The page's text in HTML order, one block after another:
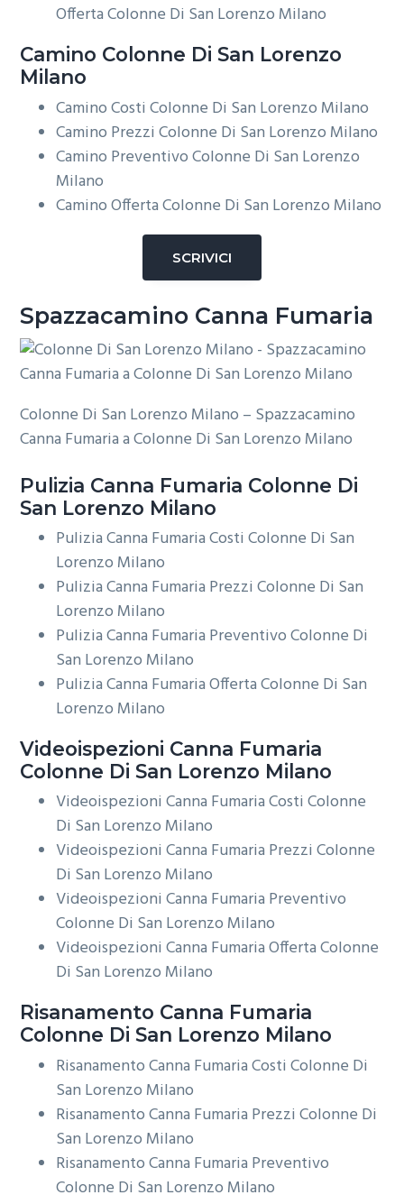
Offerta Colonne Di San Lorenzo Milano
Camino Colonne Di San Lorenzo
Milano
Camino Costi Colonne Di San Lorenzo Milano
Camino Prezzi Colonne Di San Lorenzo Milano
Camino Preventivo Colonne Di San Lorenzo
Milano
Camino Offerta Colonne Di San Lorenzo Milano
SCRIVICI
Spazzacamino Canna Fumaria
Colonne Di San Lorenzo Milano – Spazzacamino
Canna Fumaria a Colonne Di San Lorenzo Milano
Pulizia Canna Fumaria Colonne Di
San Lorenzo Milano
Pulizia Canna Fumaria Costi Colonne Di San
Lorenzo Milano
Pulizia Canna Fumaria Prezzi Colonne Di San
Lorenzo Milano
Pulizia Canna Fumaria Preventivo Colonne Di
San Lorenzo Milano
Pulizia Canna Fumaria Offerta Colonne Di San
Lorenzo Milano
Videoispezioni Canna Fumaria
Colonne Di San Lorenzo Milano
Videoispezioni Canna Fumaria Costi Colonne
Di San Lorenzo Milano
Videoispezioni Canna Fumaria Prezzi Colonne
Di San Lorenzo Milano
Videoispezioni Canna Fumaria Preventivo
Colonne Di San Lorenzo Milano
Videoispezioni Canna Fumaria Offerta Colonne
Di San Lorenzo Milano
Risanamento Canna Fumaria
Colonne Di San Lorenzo Milano
Risanamento Canna Fumaria Costi Colonne Di
San Lorenzo Milano
Risanamento Canna Fumaria Prezzi Colonne Di
San Lorenzo Milano
Risanamento Canna Fumaria Preventivo
Colonne Di San Lorenzo Milano